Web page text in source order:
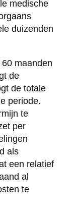
medische
duizenden
maanden
de
de totale
periode.
te
per
als
een relatief
al
te